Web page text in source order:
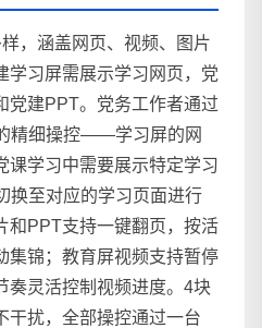
，涵盖网页、视频、图片
学习屏需展示学习网页，党
党建PPT。党务工作者通过
精细操控——学习屏的网
课学习中需要展示特定学习
换至对应的学习页面进行
和PPT支持一键翻页，按活
集锦；教育屏视频支持暂停
奏灵活控制视频进度。4块
干扰，全部操控通过一台